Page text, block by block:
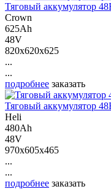
Тяговый аккумулятор
Crown
625Ah
48V
820x620x625
...
...
подробнее заказать
Тяговый аккумулятор
Heli
480Ah
48V
970x605x465
...
...
подробнее заказать